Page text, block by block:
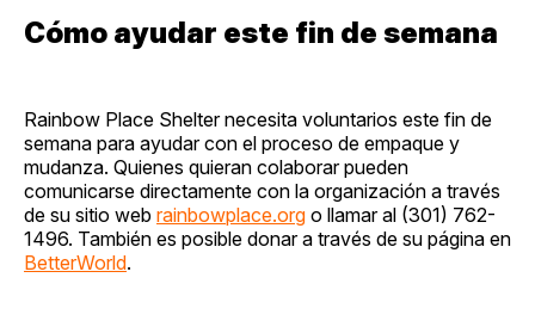
Cómo ayudar este fin de semana
Rainbow Place Shelter necesita voluntarios este fin de
semana para ayudar con el proceso de empaque y
mudanza. Quienes quieran colaborar pueden
comunicarse directamente con la organización a través
de su sitio web rainbowplace.org o llamar al (301) 762-
1496. También es posible donar a través de su página en
BetterWorld.